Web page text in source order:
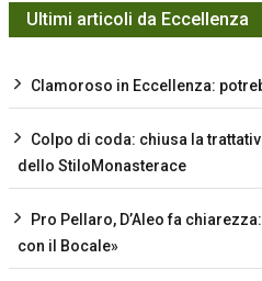
Ultimi articoli da Eccellenza
Clamoroso in Eccellenza:
Colpo di coda: chiusa la
dello StiloMonasterace
Pro Pellaro, D’Aleo fa
con il Bocale»